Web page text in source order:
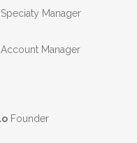
Speciaty Manager
Account Manager
Founder